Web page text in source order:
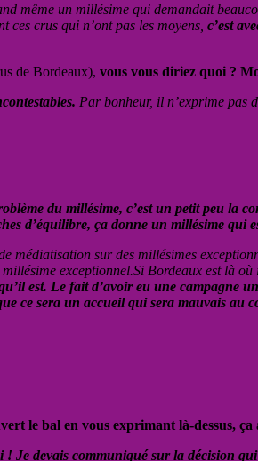
même un millésime qui demandait
ces crus qui n’ont pas les moyens, c’est
de Bordeaux), vous vous diriez quoi ?
Par bonheur, il n’exprime pas
du millésime, c’est un petit peu la
d’équilibre, ça donne un millésime qui
médiatisation sur des millésimes
exceptionnel.Si Bordeaux est là
est. Le fait d’avoir eu une campagne
ce sera un accueil qui sera mauvais au
le bal en vous exprimant là-dessus,
Je devais communiqué sur la décision